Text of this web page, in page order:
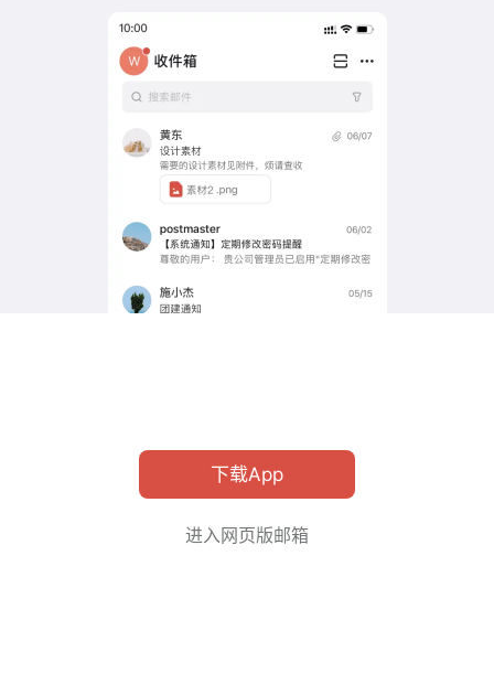
下载App
进入网页版邮箱